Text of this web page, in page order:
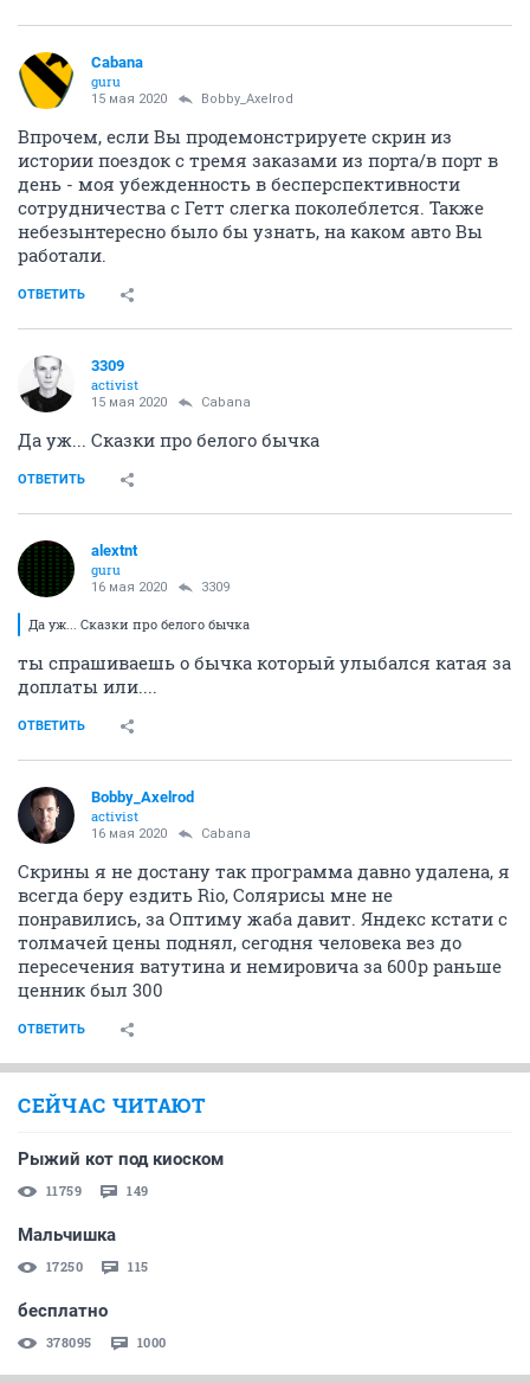
Cabana
guru
15 мая 2020 Bobby_Axelrod
Впрочем, если Вы продемонстрируете скрин из
истории поездок с тремя заказами из порта/в порт в
день - моя убежденность в бесперспективности
сотрудничества с Гетт слегка поколеблется. Также
небезынтересно было бы узнать, на каком авто Вы
работали.
ОТВЕТИТЬ
3309
activist
15 мая 2020 Cabana
Да уж... Сказки про белого бычка
ОТВЕТИТЬ
alextnt
guru
16 мая 2020 3309
Да уж... Сказки про белого бычка
ты спрашиваешь о бычка который улыбался катая за
доплаты или....
ОТВЕТИТЬ
Bobby_Axelrod
activist
16 мая 2020 Cabana
Скрины я не достану так программа давно удалена, я
всегда беру ездить Rio, Солярисы мне не
понравились, за Оптиму жаба давит. Яндекс кстати с
толмачей цены поднял, сегодня человека вез до
пересечения ватутина и немировича за 600р раньше
ценник был 300
ОТВЕТИТЬ
СЕЙЧАС ЧИТАЮТ
Рыжий кот под киоском
11759 149
Мальчишка
17250 115
бесплатно
378095 1000